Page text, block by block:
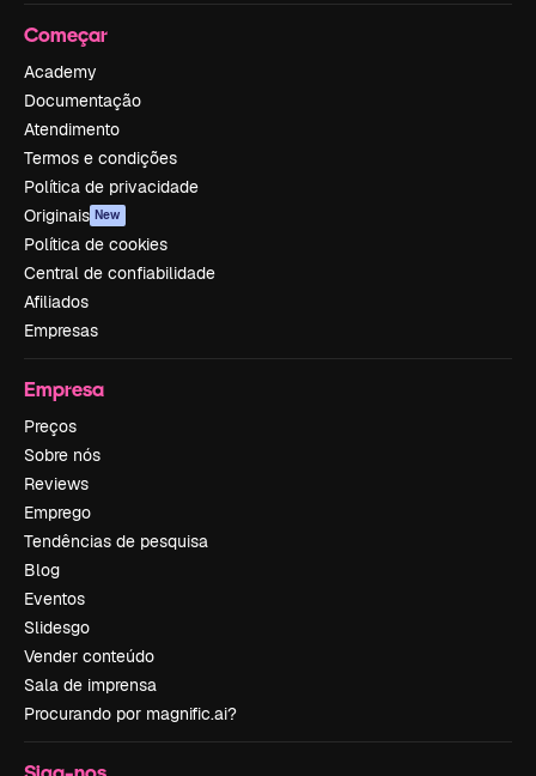
Começar
Academy
Documentação
Atendimento
Termos e condições
Política de privacidade
Originais New
Política de cookies
Central de confiabilidade
Afiliados
Empresas
Empresa
Preços
Sobre nós
Reviews
Emprego
Tendências de pesquisa
Blog
Eventos
Slidesgo
Vender conteúdo
Sala de imprensa
Procurando por magnific.ai?